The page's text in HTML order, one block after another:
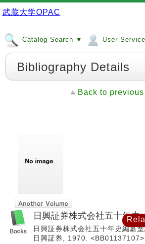
武蔵大学OPAC
Catalog Search ▼ User
Bibliography Details
Back to previous
日興証券株式会社五十年史
日興証券株式会社五十年史編纂
日興証券, 1970. <BB01137107>